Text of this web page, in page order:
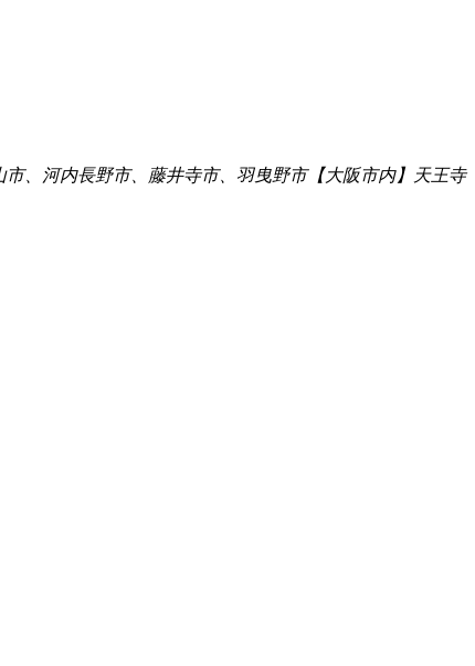
、河内長野市、藤井寺市、羽曳野市【大阪市内】天王寺